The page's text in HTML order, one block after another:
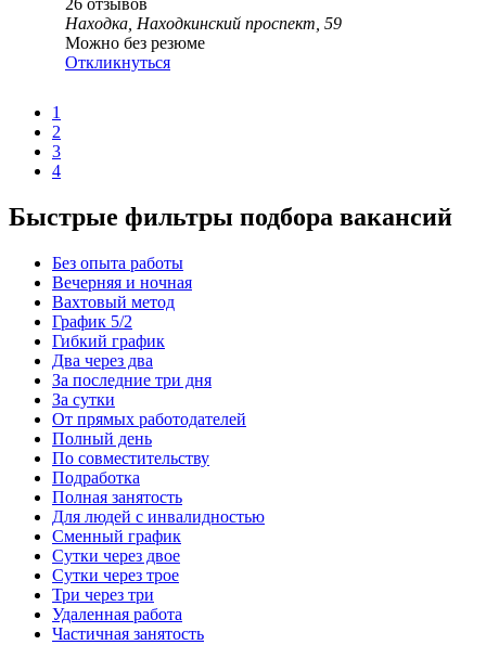
26 отзывов
Находка, Находкинский проспект, 59
Можно без резюме
Откликнуться
1
2
3
4
Быстрые фильтры подбора вакансий
Без опыта работы
Вечерняя и ночная
Вахтовый метод
График 5/2
Гибкий график
Два через два
За последние три дня
За сутки
От прямых работодателей
Полный день
По совместительству
Подработка
Полная занятость
Для людей с инвалидностью
Сменный график
Сутки через двое
Сутки через трое
Три через три
Удаленная работа
Частичная занятость